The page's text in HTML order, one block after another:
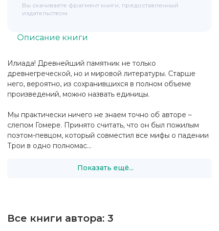
Илиада! Древнейший памятник не только
древнегреческой, но и мировой литературы. Старше
него, вероятно, из сохранившихся в полном объеме
произведений, можно назвать единицы.
Мы практически ничего не знаем точно об авторе –
слепом Гомере. Принято считать, что он был пожилым
поэтом-певцом, который совместил все мифы о падении
Трои в одно полномас...
Показать ещё...
Описание книги
Все книги автора: 3
Вы скачиваете фрагмент книги, предоставленный
издательством